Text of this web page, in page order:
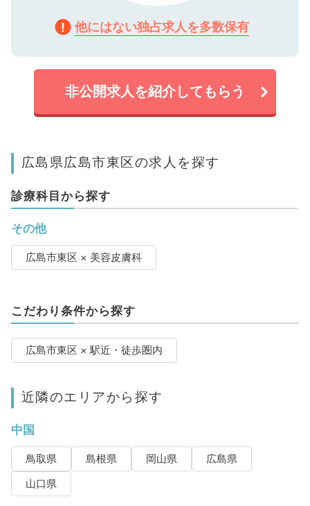
他にはない独占求人を多数保有
非公開求人を紹介してもらう
広島県広島市東区の求人を探す
診療科目から探す
その他
広島市東区 × 美容皮膚科
こだわり条件から探す
広島市東区 × 駅近・徒歩圏内
近隣のエリアから探す
中国
鳥取県 島根県 岡山県
広島県
山口県